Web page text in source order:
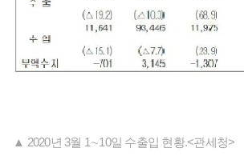
▲ 2020년 3월 1∼10일 수출입 현황.<관세청>